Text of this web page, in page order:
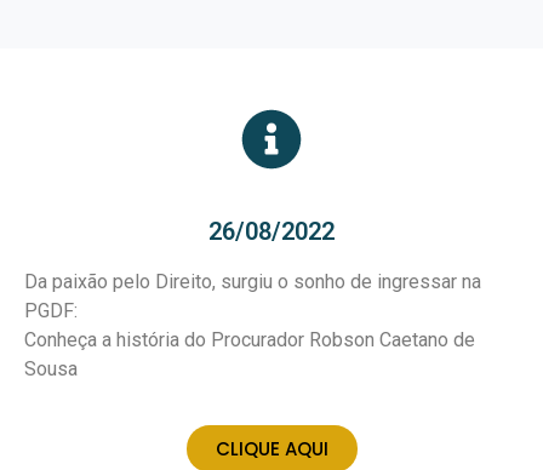
26/08/2022
Da paixão pelo Direito, surgiu o sonho de ingressar na
PGDF:
Conheça a história do Procurador Robson Caetano de
Sousa
CLIQUE AQUI